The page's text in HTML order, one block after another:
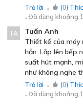
Bảng điều
linh hoạt
Trả lời (0)
Đã dùng khoảng
TA
Tuấn Anh
Thiết kế của máy
hẳn. Lắp lên bếp
suất hút mạnh,
như không nghe
Trả lời (0)
Đã dùng khoảng